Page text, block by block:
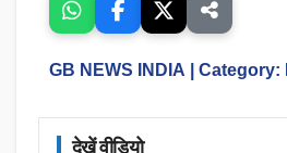
GB NEWS INDIA | Category:
देखें वीडियो